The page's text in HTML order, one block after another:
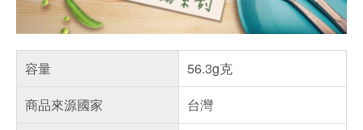
容量
56.3g克
商品來源國家
台灣